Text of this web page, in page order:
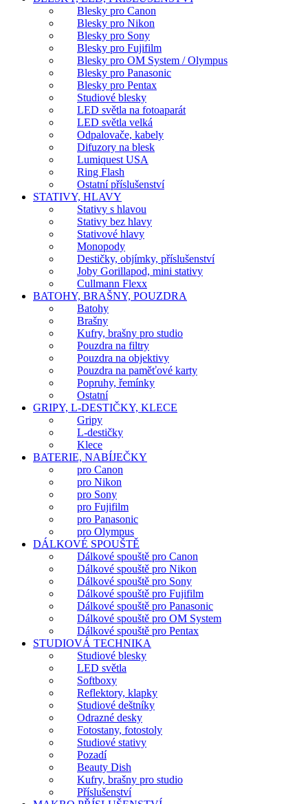
Blesky pro Canon
Blesky pro Nikon
Blesky pro Sony
Blesky pro Fujifilm
Blesky pro OM System / Olympus
Blesky pro Panasonic
Blesky pro Pentax
Studiové blesky
LED světla na fotoaparát
LED světla velká
Odpalovače, kabely
Difuzory na blesk
Lumiquest USA
Ring Flash
Ostatní příslušenství
STATIVY, HLAVY
Stativy s hlavou
Stativy bez hlavy
Stativové hlavy
Monopody
Destičky, objímky, příslušenství
Joby Gorillapod, mini stativy
Cullmann Flexx
BATOHY, BRAŠNY, POUZDRA
Batohy
Brašny
Kufry, brašny pro studio
Pouzdra na filtry
Pouzdra na objektivy
Pouzdra na paměťové karty
Popruhy, řemínky
Ostatní
GRIPY, L-DESTIČKY, KLECE
Gripy
L-destičky
Klece
BATERIE, NABÍJEČKY
pro Canon
pro Nikon
pro Sony
pro Fujifilm
pro Panasonic
pro Olympus
DÁLKOVÉ SPOUŠTĚ
Dálkové spouště pro Canon
Dálkové spouště pro Nikon
Dálkové spouště pro Sony
Dálkové spouště pro Fujifilm
Dálkové spouště pro Panasonic
Dálkové spouště pro OM System
Dálkové spouště pro Pentax
STUDIOVÁ TECHNIKA
Studiové blesky
LED světla
Softboxy
Reflektory, klapky
Studiové deštníky
Odrazné desky
Fotostany, fotostoly
Studiové stativy
Pozadí
Beauty Dish
Kufry, brašny pro studio
Příslušenství